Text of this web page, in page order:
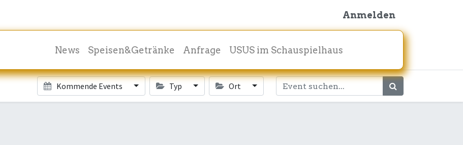
Anmelden
News Speisen&Getränke Anfrage USUS im Schauspielhaus
Kommende Events Typ Ort